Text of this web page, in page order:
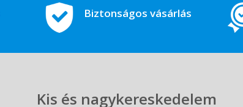
Biztonságos vásárlás
Kis és nagykereskedelem